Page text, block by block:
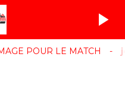
play_arrow
POUR LE MATCH-